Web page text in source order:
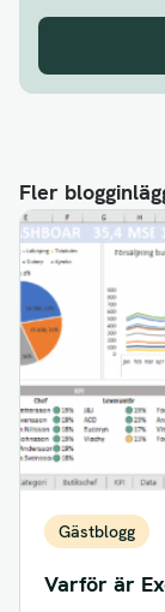
Fler
Gästblogg
Varför är